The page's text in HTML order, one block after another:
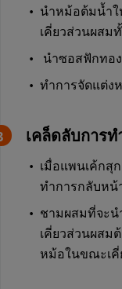
นำหม้อต้มน้ำใ
เคี่ยวส่วนผสม
นำซอสฟักทอง
ทำการจัดแต่ง
เคล็ดลับการ
เมื่อแพนเค้กสุ
ทำการกลับหน้
ชามผสมที่จะ
เคี่ยวส่วนผสม
หม้อในขณะเคี่